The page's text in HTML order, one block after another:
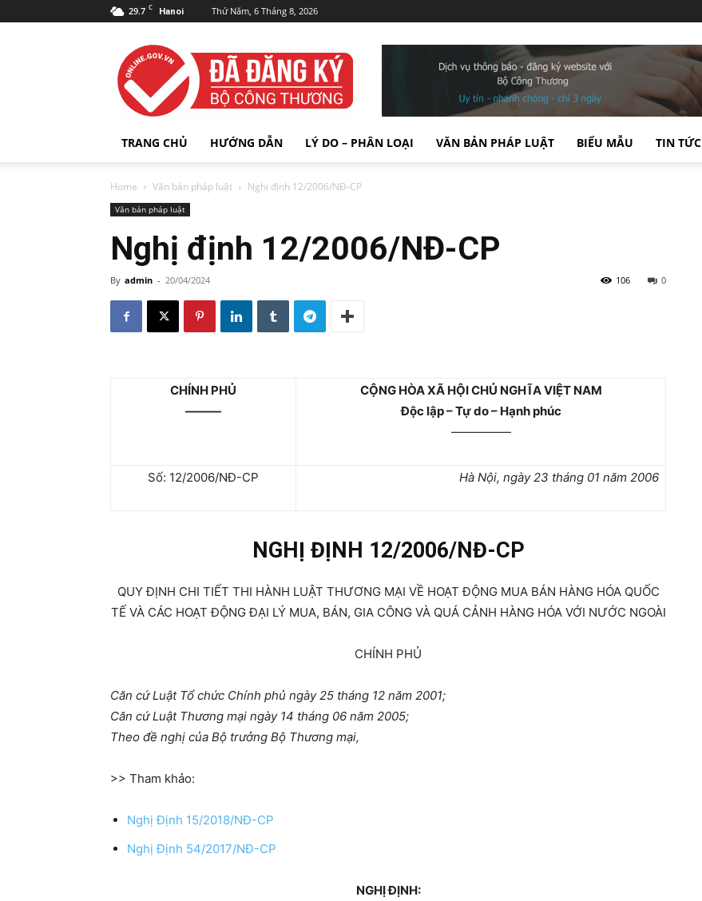
29.7 C Hanoi Thứ Năm, 6 Tháng 8, 2026
ĐĂNG
KÝ
WEBSITE
VỚI
CÔNG
TRANG CHỦ HƯỚNG DẪN LÝ DO – PHÂN LOẠI VĂN BẢN PHÁP LUẬT BIỂU MẪU TIN TỨC
Home Văn bản pháp luật Nghị định 12/2006/NĐ-CP
Văn bản pháp luật
Nghị định 12/2006/NĐ-CP
By admin - 20/04/2024 0
106
CHÍNH PHỦ
———
CỘNG HÒA XÃ HỘI CHỦ NGHĨA VIỆT NAM
Độc lập – Tự do – Hạnh phúc
—————
Số: 12/2006/NĐ-CP Hà Nội, ngày 23 tháng 01 năm 2006
NGHỊ ĐỊNH 12/2006/NĐ-CP
QUY ĐỊNH CHI TIẾT THI HÀNH LUẬT THƯƠNG MẠI VỀ HOẠT ĐỘNG MUA BÁN HÀNG HÓA QUỐC
TẾ VÀ CÁC HOẠT ĐỘNG ĐẠI LÝ MUA, BÁN, GIA CÔNG VÀ QUÁ CẢNH HÀNG HÓA VỚI NƯỚC NGOÀI
CHÍNH PHỦ
Căn cứ Luật Tổ chức Chính phủ ngày 25 tháng 12 năm 2001;
Căn cứ Luật Thương mại ngày 14 tháng 06 năm 2005;
Theo đề nghị của Bộ trưởng Bộ Thương mại,
>> Tham khảo:
Nghị Định 15/2018/NĐ-CP
Nghị Định 54/2017/NĐ-CP
NGHỊ ĐỊNH: